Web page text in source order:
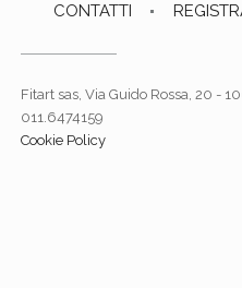
CONTATTI
Fitart sas, Via Guido Rossa, 20 -
011.6474159
Cookie Policy